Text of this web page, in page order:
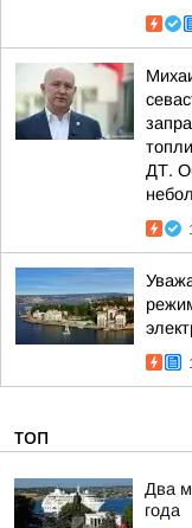
ДТ.
ТОП
Два
года